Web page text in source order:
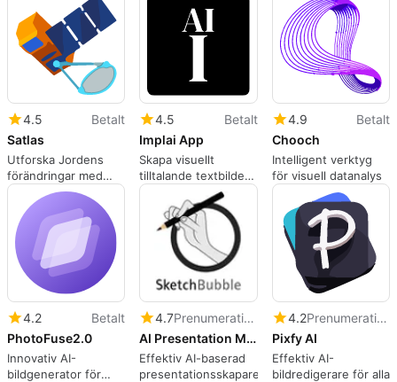
skärmar
3D-modeller på
några sekunder
4.5
Betalt
Satlas
Utforska Jordens
förändringar med
Satlas
4.5
Betalt
Implai App
Skapa visuellt
tilltalande textbilder
med Implai
4.9
Betalt
Chooch
Intelligent verktyg
för visuell datanalys
4.2
Betalt
PhotoFuse2.0
Innovativ AI-
bildgenerator för
4.7
Prenumeration
AI Presentation Maker by SketchBubble
Effektiv AI-baserad
presentationsskapare
4.2
Prenumeration
Pixfy AI
Effektiv AI-
bildredigerare för alla